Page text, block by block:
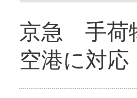
京急 手荷
空港に対応